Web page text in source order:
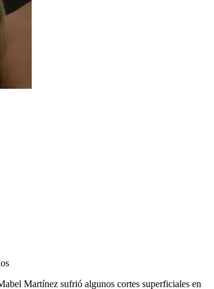
Martínez sufrió algunos cortes superficiales en